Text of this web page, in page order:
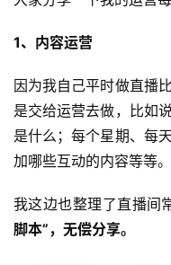
1、内容运营
因为我自己平时做直播
是交给运营去做，比如
是什么；每个星期、每
加哪些互动的内容等等。
我这边也整理了直播间
脚本”，无偿分享。